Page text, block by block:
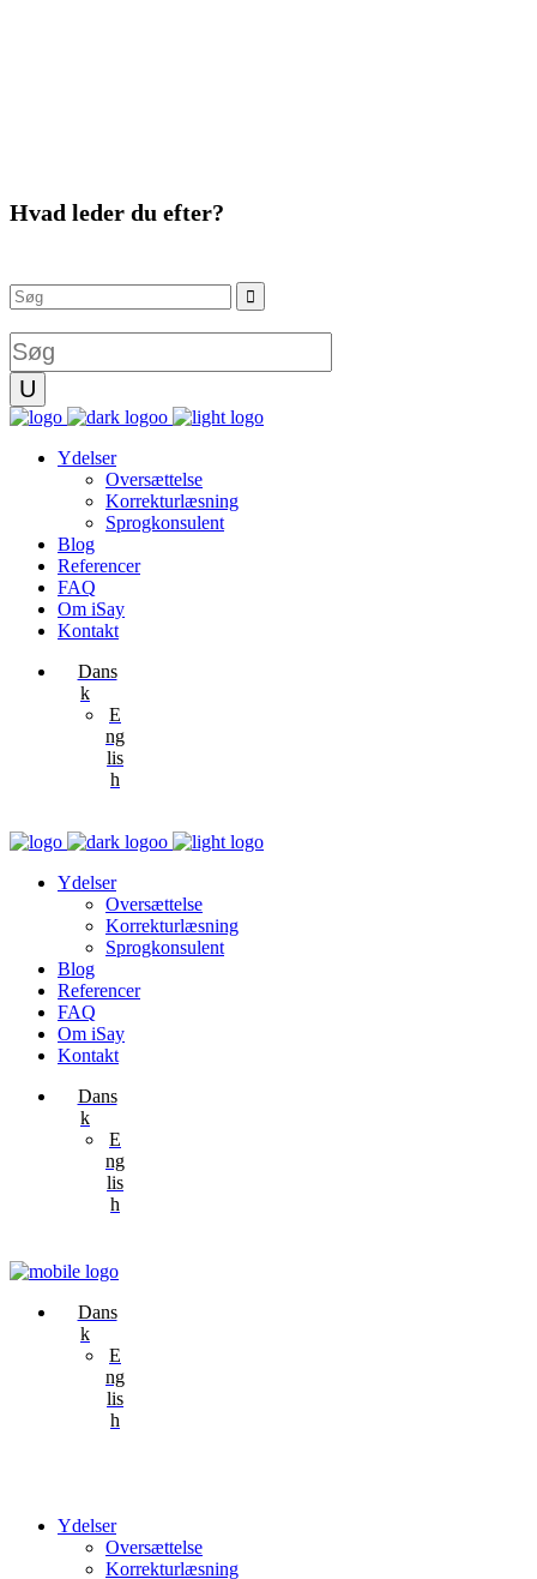
Hvad leder du efter?
Ydelser
Oversættelse
Korrekturlæsning
Sprogkonsulent
Blog
Referencer
FAQ
Om iSay
Kontakt
Dans
k
E
ng
lis
h
Ydelser
Oversættelse
Korrekturlæsning
Sprogkonsulent
Blog
Referencer
FAQ
Om iSay
Kontakt
Dans
k
E
ng
lis
h
Dans
k
E
ng
lis
h
Ydelser
Oversættelse
Korrekturlæsning